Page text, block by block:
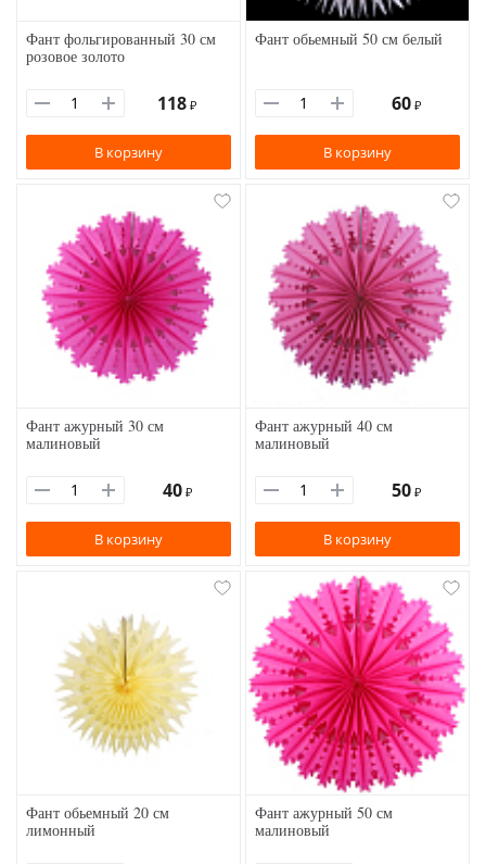
Фант фольгированный 30 см
розовое золото
118 ₽
В корзину
Фант обьемный 50 см белый
60 ₽
В корзину
Фант ажурный 30 см
малиновый
40 ₽
В корзину
Фант ажурный 40 см
малиновый
50 ₽
В корзину
Фант обьемный 20 см
лимонный
Фант ажурный 50 см
малиновый